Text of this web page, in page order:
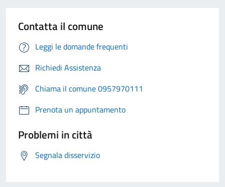
Contatta il comune
Leggi le domande frequenti
Richiedi Assistenza
Chiama il comune 0957970111
Prenota un appuntamento
Problemi in città
Segnala disservizio